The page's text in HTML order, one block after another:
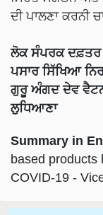
ਦੀ ਪਾਲਣਾ ਕਰਨੀ
ਲੋਕ ਸੰਪਰਕ ਦਫ਼ਤਰ
ਪਸਾਰ ਸਿੱਖਿਆ
ਗੁਰੂ ਅੰਗਦ ਦੇਵ
ਲੁਧਿਆਣਾ
Summary in
based products
COVID-19 -